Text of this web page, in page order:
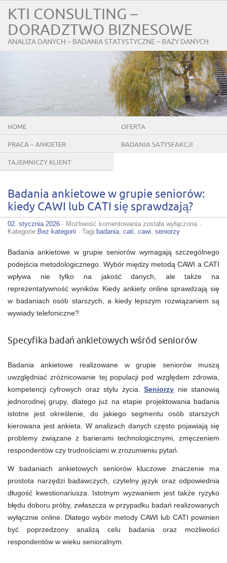
KTI CONSULTING –
DORADZTWO BIZNESOWE
ANALIZA DANYCH – BADANIA STATYSTYCZNE – BAZY DANYCH
HOME OFERTA
PRACA – ANKIETER BADANIA SATYSFAKCJI
TAJEMNICZY KLIENT
Badania ankietowe w grupie seniorów:
kiedy CAWI lub CATI się sprawdzają?
02. stycznia 2026 · Możliwość komentowania Badania
ankietowe
seniorów:
kiedy
CAWI
lub
się
sprawdzają?
została wyłączona ·
Kategorie: Bez kategorii · Tagi: badania, cati, cawi, seniorzy
Badania ankietowe w grupie seniorów wymagają szczególnego
podejścia metodologicznego. Wybór między metodą CAWI a CATI
wpływa nie tylko na jakość danych, ale także na
reprezentatywność wyników. Kiedy ankiety online sprawdzają się
w badaniach osób starszych, a kiedy lepszym rozwiązaniem są
wywiady telefoniczne?
Specyfika badań ankietowych wśród seniorów
Badania ankietowe realizowane w grupie seniorów muszą
uwzględniać zróżnicowanie tej populacji pod względem zdrowia,
kompetencji cyfrowych oraz stylu życia.Seniorzy nie stanowią
jednorodnej grupy, dlatego już na etapie projektowania badania
istotne jest określenie, do jakiego segmentu osób starszych
kierowana jest ankieta. W analizach danych często pojawiają się
problemy związane z barierami technologicznymi, zmęczeniem
respondentów czy trudnościami w zrozumieniu pytań.
W badaniach ankietowych seniorów kluczowe znaczenie ma
prostota narzędzi badawczych, czytelny język oraz odpowiednia
długość kwestionariusza. Istotnym wyzwaniem jest także ryzyko
błędu doboru próby, zwłaszcza w przypadku badań realizowanych
wyłącznie online. Dlatego wybór metody CAWI lub CATI powinien
być poprzedzony analizą celu badania oraz możliwości
respondentów w wieku senioralnym.